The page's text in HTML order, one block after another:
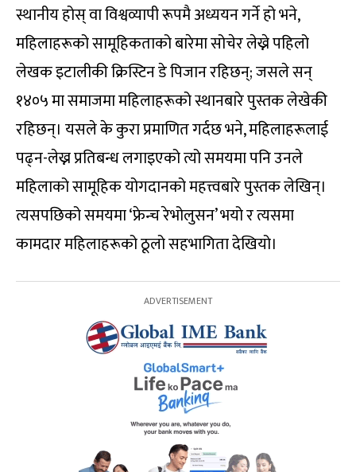
स्थानीय होस् वा विश्वव्यापी रूपमै अध्ययन गर्ने हो भने,
महिलाहरूको सामूहिकताको बारेमा सोचेर लेख्ने पहिलो
लेखक इटालीकी क्रिस्टिन डे पिजान रहिछन्; जसले सन्
१४०५ मा समाजमा महिलाहरूको स्थानबारे पुस्तक लेखेकी
रहिछन्। यसले के कुरा प्रमाणित गर्दछ भने, महिलाहरूलाई
पढ्न-लेख्न प्रतिबन्ध लगाइएको त्यो समयमा पनि उनले
महिलाको सामूहिक योगदानको महत्त्वबारे पुस्तक लेखिन्।
त्यसपछिको समयमा ‘फ्रेन्च रेभोलुसन’ भयो र त्यसमा
कामदार महिलाहरूको ठूलो सहभागिता देखियो।